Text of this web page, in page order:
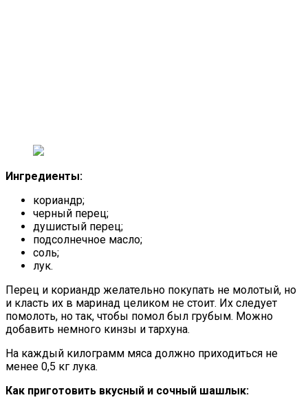
Ингредиенты:
кориандр;
черный перец;
душистый перец;
подсолнечное масло;
соль;
лук.
Перец и кориандр желательно покупать не молотый, но
и класть их в маринад целиком не стоит. Их следует
помолоть, но так, чтобы помол был грубым. Можно
добавить немного кинзы и тархуна.
На каждый килограмм мяса должно приходиться не
менее 0,5 кг лука.
Как приготовить вкусный и сочный шашлык: